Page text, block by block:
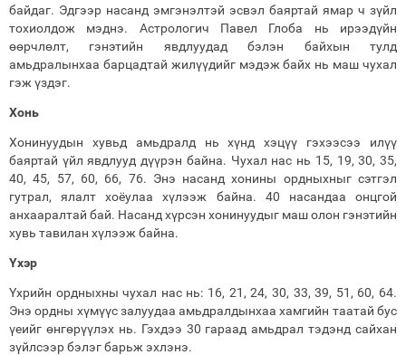
байдаг. Эдгээр насанд эмгэнэлтэй эсвэл баяртай ямар ч зүйл
тохиолдож мэднэ. Астрологич Павел Глоба нь ирээдүйн
өөрчлөлт, гэнэтийн явдлуудад бэлэн байхын тулд
амьдралынхаа барцадтай жилүүдийг мэдэж байх нь маш чухал
гэж үздэг.
Хонь
Хонинуудын хувьд амьдралд нь хүнд хэцүү гэхээсээ илүү
баяртай үйл явдлууд дүүрэн байна. Чухал нас нь 15, 19, 30, 35,
40, 45, 57, 60, 66, 76. Энэ насанд хонины ордныхныг сэтгэл
гутрал, ялалт хоёулаа хүлээж байна. 40 насандаа онцгой
анхааралтай бай. Насанд хүрсэн хонинуудыг маш олон гэнэтийн
хувь тавилан хүлээж байна.
Үхэр
Үхрийн ордныхны чухал нас нь: 16, 21, 24, 30, 33, 39, 51, 60, 64.
Энэ ордны хүмүүс залуудаа амьдралдынхаа хамгийн таатай бус
үеийг өнгөрүүлэх нь. Гэхдээ 30 гараад амьдрал тэдэнд сайхан
зүйлсээр бэлэг барьж эхлэнэ.